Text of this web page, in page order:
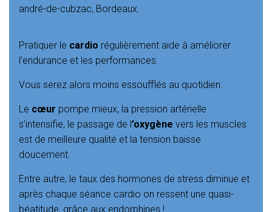
andré-de-cubzac, Bordeaux.
Pratiquer le cardio régulièrement aide à améliorer
l’endurance et les performances.
Vous serez alors moins essoufflés au quotidien.
Le cœur pompe mieux, la pression artérielle
s’intensifie, le passage de l’oxygène vers les muscles
est de meilleure qualité et la tension baisse
doucement.
Entre autre, le taux des hormones de stress diminue et
après chaque séance cardio on ressent une quasi-
béatitude, grâce aux endorphines !